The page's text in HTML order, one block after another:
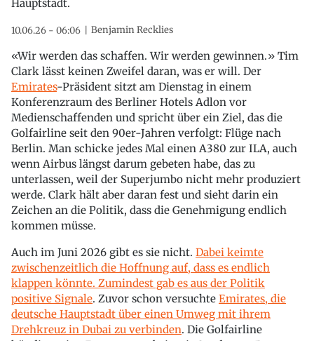
Hauptstadt.
10.06.26 - 06:06 Benjamin Recklies
«Wir werden das schaffen. Wir werden gewinnen.» Tim
Clark lässt keinen Zweifel daran, was er will. Der
Emirates-Präsident sitzt am Dienstag in einem
Konferenzraum des Berliner Hotels Adlon vor
Medienschaffenden und spricht über ein Ziel, das die
Golfairline seit den 90er-Jahren verfolgt: Flüge nach
Berlin. Man schicke jedes Mal einen A380 zur ILA, auch
wenn Airbus längst darum gebeten habe, das zu
unterlassen, weil der Superjumbo nicht mehr produziert
werde. Clark hält aber daran fest und sieht darin ein
Zeichen an die Politik, dass die Genehmigung endlich
kommen müsse.
Auch im Juni 2026 gibt es sie nicht. Dabei keimte
zwischenzeitlich die Hoffnung auf, dass es endlich
klappen könnte. Zumindest gab es aus der Politik
positive Signale. Zuvor schon versuchte Emirates, die
deutsche Hauptstadt über einen Umweg mit ihrem
Drehkreuz in Dubai zu verbinden. Die Golfairline